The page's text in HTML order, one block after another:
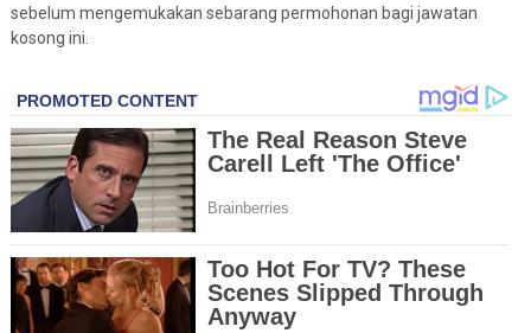
sebelum mengemukakan sebarang permohonan bagi jawatan
kosong ini.